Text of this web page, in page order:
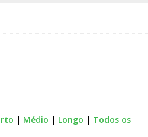
| Médio | Longo | Todos os